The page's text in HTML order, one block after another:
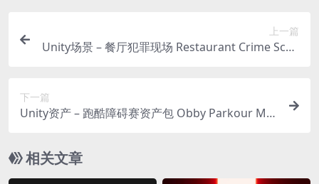
上一篇
Unity场景 – 餐厅犯罪现场 Restaurant Crime Scen
下一篇
Unity资产 – 跑酷障碍赛资产包 Obby Parkour Me
相关文章